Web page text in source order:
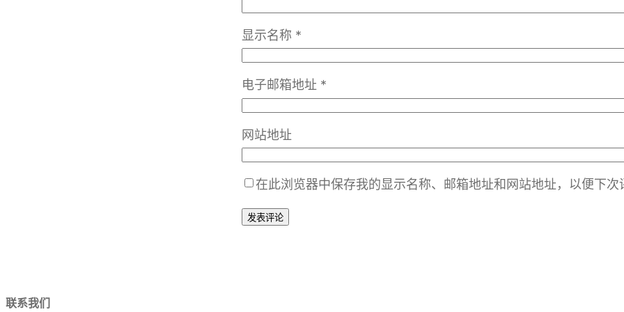
显示名称 *
电子邮箱地址 *
网站地址
在此浏览器中保存我的显示名称、邮箱地址和网站地址，以便下次
联系我们